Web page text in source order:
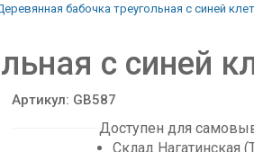
бабочка треугольная с синей
с синей
Артикул: GB587
Доступен для
Склад Нагатинская